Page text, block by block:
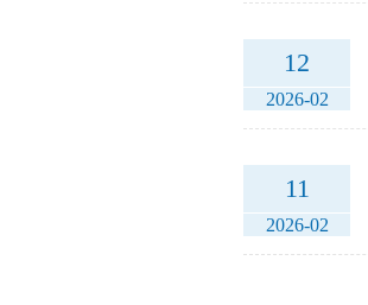
12
2026-02
11
2026-02